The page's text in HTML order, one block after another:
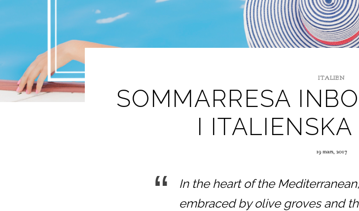
SOMMARRESA
I
ITALIEN
19 mars, 2017
In the heart of the
embraced by olive groves and